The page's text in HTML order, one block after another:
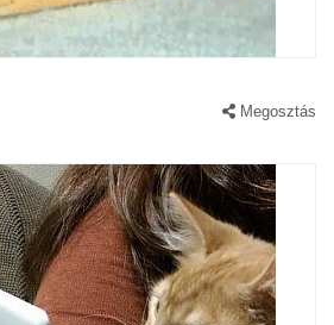
Megosztás